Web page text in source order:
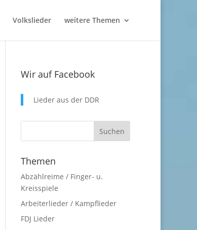
Volkslieder weitere Themen
Wir auf Facebook
Lieder aus der DDR
Themen
Abzählreime / Finger- u.
Kreisspiele
Arbeiterlieder / Kampflieder
FDJ Lieder